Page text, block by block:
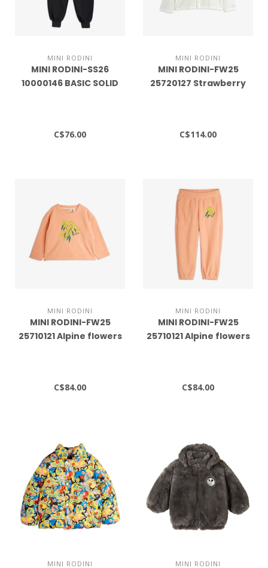
MINI RODINI
MINI RODINI-SS26
10000146 BASIC SOLID
C$76.00
MINI RODINI
MINI RODINI-FW25
25720127 Strawberry
C$114.00
MINI RODINI
MINI RODINI-FW25
25710121 Alpine flowers
C$84.00
MINI RODINI
MINI RODINI-FW25
25710121 Alpine flowers
C$84.00
MINI RODINI MINI RODINI